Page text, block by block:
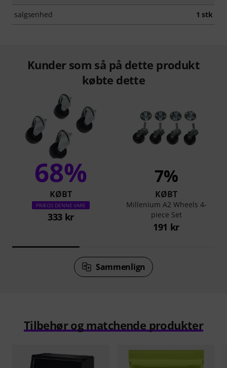
salgsenhed 1 stk
Kunder som så på dette produkt
købte dette
68%
KØBT
PRÆCIS DENNE VARE
333 kr
7%
KØBT
Millenium A2 Wheels 4-
piece Set
191 kr
Sammenlign
Tilbehør og matchende produkter